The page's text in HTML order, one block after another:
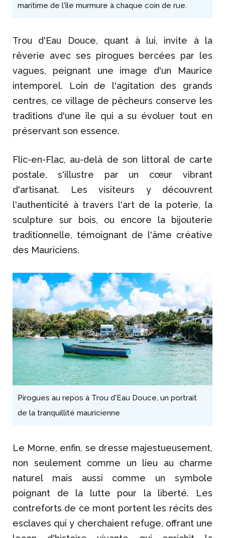
maritime de l'île murmure à chaque coin de rue.
Trou d'Eau Douce, quant à lui, invite à la
rêverie avec ses pirogues bercées par les
vagues, peignant une image d'un Maurice
intemporel. Loin de l'agitation des grands
centres, ce village de pêcheurs conserve les
traditions d'une île qui a su évoluer tout en
préservant son essence.
Flic-en-Flac, au-delà de son littoral de carte
postale, s'illustre par un cœur vibrant
d'artisanat. Les visiteurs y découvrent
l'authenticité à travers l'art de la poterie, la
sculpture sur bois, ou encore la bijouterie
traditionnelle, témoignant de l'âme créative
des Mauriciens.
Pirogues au repos à Trou d'Eau Douce, un portrait
de la tranquillité mauricienne
Le Morne, enfin, se dresse majestueusement,
non seulement comme un lieu au charme
naturel mais aussi comme un symbole
poignant de la lutte pour la liberté. Les
contreforts de ce mont portent les récits des
esclaves qui y cherchaient refuge, offrant une